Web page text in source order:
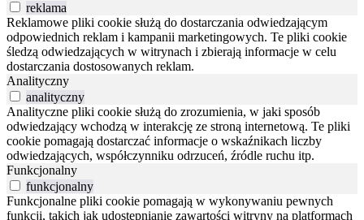
reklama
Reklamowe pliki cookie służą do dostarczania odwiedzającym
odpowiednich reklam i kampanii marketingowych. Te pliki cookie
śledzą odwiedzających w witrynach i zbierają informacje w celu
dostarczania dostosowanych reklam.
Analityczny
analityczny
Analityczne pliki cookie służą do zrozumienia, w jaki sposób
odwiedzający wchodzą w interakcję ze stroną internetową. Te pliki
cookie pomagają dostarczać informacje o wskaźnikach liczby
odwiedzających, współczynniku odrzuceń, źródle ruchu itp.
Funkcjonalny
funkcjonalny
Funkcjonalne pliki cookie pomagają w wykonywaniu pewnych
funkcji, takich jak udostępnianie zawartości witryny na platformach